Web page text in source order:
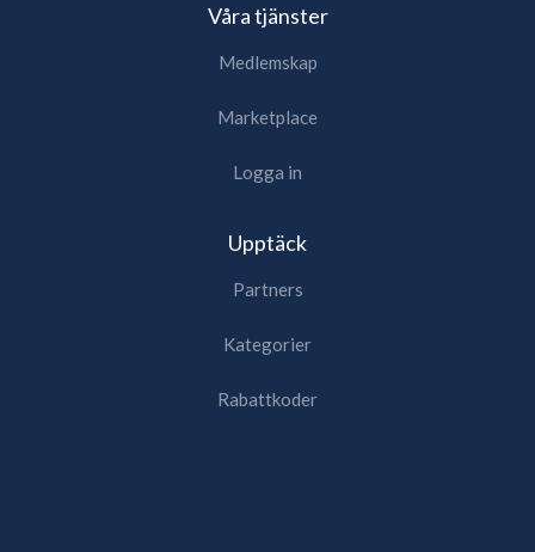
Våra tjänster
Medlemskap
Marketplace
Logga in
Upptäck
Partners
Kategorier
Rabattkoder